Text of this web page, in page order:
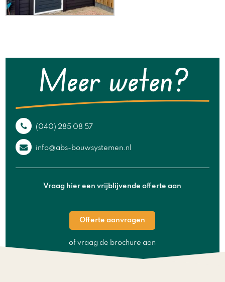
(040) 285 08 57
info@abs-bouwsystemen.nl
Vraag hier een vrijblijvende offerte aan
Offerte aanvragen
of vraag de brochure aan